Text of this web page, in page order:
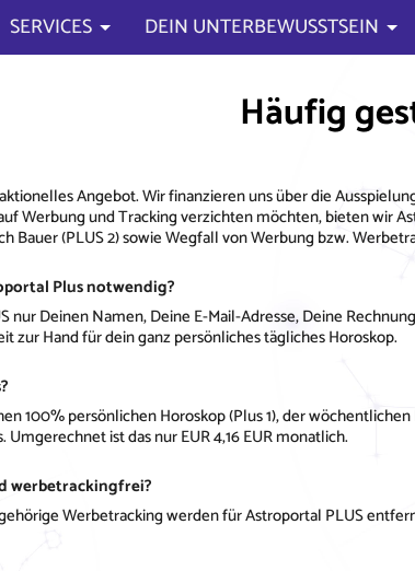
SERVICES DEIN UNTERBEWUSSTSEIN
Häufig
Angebot. Wir finanzieren uns über die
Werbung und Tracking verzichten möchten, bieten wir
Bauer (PLUS 2) sowie Wegfall von Werbung bzw.
Plus notwendig?
nur Deinen Namen, Deine E-Mail-Adresse, Deine
zur Hand für dein ganz persönliches tägliches Horoskop.
100% persönlichen Horoskop (Plus 1), der
Umgerechnet ist das nur EUR 4,16 EUR monatlich.
werbetrackingfrei?
Werbetracking werden für Astroportal PLUS